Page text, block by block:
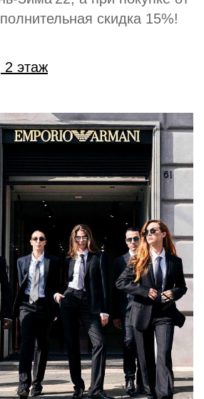
скидка 15%!
2 этаж